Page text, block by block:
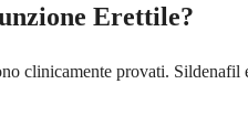
Erettile?
clinicamente provati.